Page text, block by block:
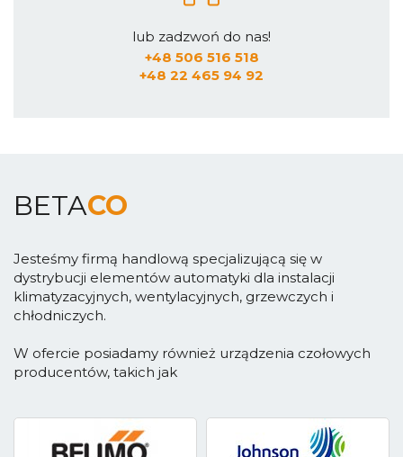
lub zadzwoń do nas!
+48 506 516 518
+48 22 465 94 92
BETACO
Jesteśmy firmą handlową specjalizującą się w
dystrybucji elementów automatyki dla instalacji
klimatyzacyjnych, wentylacyjnych, grzewczych i
chłodniczych.
W ofercie posiadamy również urządzenia czołowych
producentów, takich jak